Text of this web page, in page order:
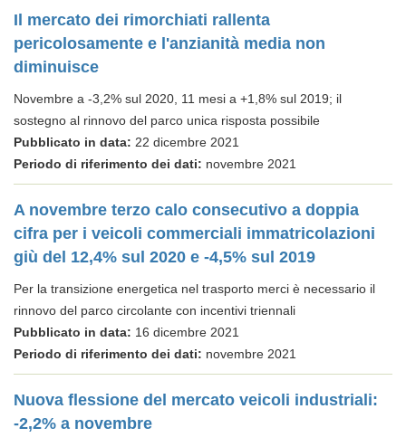
Il mercato dei rimorchiati rallenta
pericolosamente e l'anzianità media non
diminuisce
Novembre a -3,2% sul 2020, 11 mesi a +1,8% sul 2019; il
sostegno al rinnovo del parco unica risposta possibile
Pubblicato in data: 22 dicembre 2021
Periodo di riferimento dei dati: novembre 2021
A novembre terzo calo consecutivo a doppia
cifra per i veicoli commerciali immatricolazioni
giù del 12,4% sul 2020 e -4,5% sul 2019
Per la transizione energetica nel trasporto merci è necessario il
rinnovo del parco circolante con incentivi triennali
Pubblicato in data: 16 dicembre 2021
Periodo di riferimento dei dati: novembre 2021
Nuova flessione del mercato veicoli industriali:
-2,2% a novembre